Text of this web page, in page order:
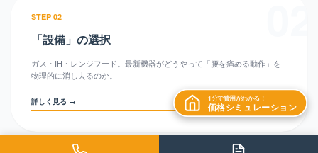
STEP 02
「設備」の選択
ガス・IH・レンジフード。最新機器がどうやって「腰を痛める動作」を
物理的に消し去るのか。
詳しく見る → 1分で費用がわかる！
価格シミュレーション